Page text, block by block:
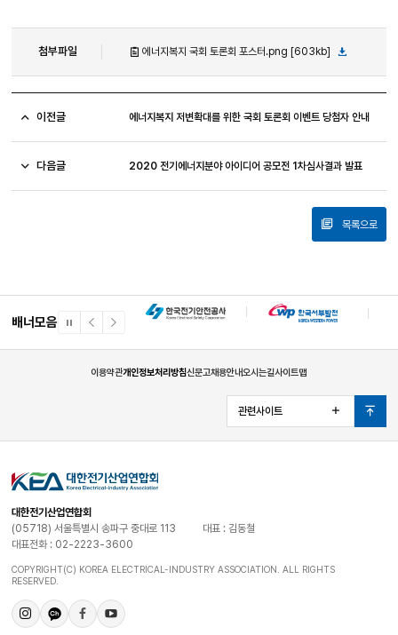
첨부파일 에너지복지 국회 토론회 포스터.png [603kb]
이전글 에너지복지 저변확대를 위한 국회 토론회 이벤트 당첨자 안내
다음글 2020 전기에너지분야 아이디어 공모전 1차심사결과 발표
목록으로
배너모음
일
이
너
다
너
이용약관개인정보처리방침신문고채용안내오시는길사이트맵
관련사이트
열
기
맨
위
로
대한전기산업연합회
(05718) 서울특별시 송파구 중대로 113
대표 : 김동철
대표전화 : 02-2223-3600
COPYRIGHT(C) KOREA ELECTRICAL-INDUSTRY ASSOCIATION. ALL RIGHTS
RESERVED.
인
카
페
유